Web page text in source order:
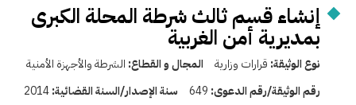
إنشاء قسم ثالث شرطة المحلة الكبرى
بمديرية أمن الغربية
نوع الوثيقة: قرارات وزارية المجال و القطاع: الشرطة والأجهزة الأمنية
رقم الوثيقة/رقم الدعوى: 649 سنة الإصدار/السنة القضائية:2014